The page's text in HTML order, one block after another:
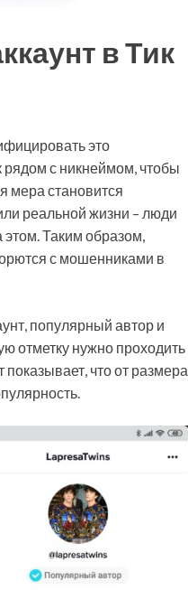
в Тик
это
рядом с никнеймом, чтобы
мера становится
реальной жизни – люди
Таким образом,
с мошенниками в
популярный автор и
отметку нужно проходить
что от размера